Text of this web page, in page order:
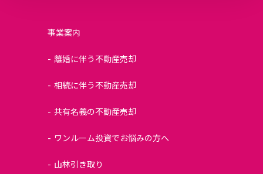
事業案内
離婚に伴う不動産売却
相続に伴う不動産売却
共有名義の不動産売却
ワンルーム投資でお悩みの方へ
山林引き取り